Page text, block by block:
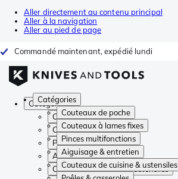
Aller directement au contenu principal
Aller à la navigation
Aller au pied de page
Commandé maintenant, expédié lundi
Catégories
Couteaux de poche
Couteaux à lames fixes
Pinces multifonctions
Aiguisage & entretien
Couteaux de cuisine & ustensiles
Catégories
Couteaux de poche
Couteaux à lames fixes
Pinces multifonctions
Aiguisage & entretien
Couteaux de cuisine & ustensiles